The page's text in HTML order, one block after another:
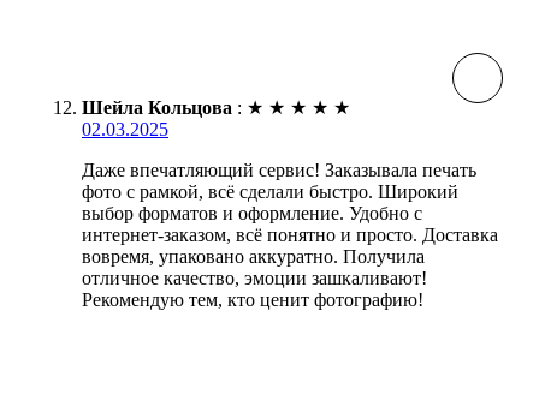
Шейла Кольцова : ★ ★ ★ ★ ★
02.03.2025
Даже впечатляющий сервис! Заказывала печать
фото с рамкой, всё сделали быстро. Широкий
выбор форматов и оформление. Удобно с
интернет-заказом, всё понятно и просто. Доставка
вовремя, упаковано аккуратно. Получила
отличное качество, эмоции зашкаливают!
Рекомендую тем, кто ценит фотографию!